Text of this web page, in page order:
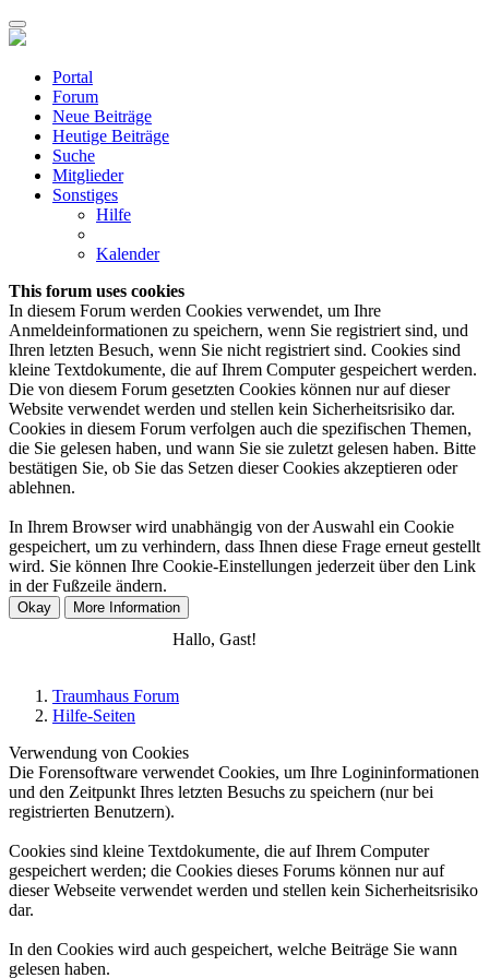
Portal
Forum
Neue Beiträge
Heutige Beiträge
Suche
Mitglieder
Sonstiges
Hilfe
Kalender
This forum uses cookies
In diesem Forum werden Cookies verwendet, um Ihre
Anmeldeinformationen zu speichern, wenn Sie registriert sind, und
Ihren letzten Besuch, wenn Sie nicht registriert sind. Cookies sind
kleine Textdokumente, die auf Ihrem Computer gespeichert werden.
Die von diesem Forum gesetzten Cookies können nur auf dieser
Website verwendet werden und stellen kein Sicherheitsrisiko dar.
Cookies in diesem Forum verfolgen auch die spezifischen Themen,
die Sie gelesen haben, und wann Sie sie zuletzt gelesen haben. Bitte
bestätigen Sie, ob Sie das Setzen dieser Cookies akzeptieren oder
ablehnen.
In Ihrem Browser wird unabhängig von der Auswahl ein Cookie
gespeichert, um zu verhindern, dass Ihnen diese Frage erneut gestellt
wird. Sie können Ihre Cookie-Einstellungen jederzeit über den Link
in der Fußzeile ändern.
Hallo, Gast!
Traumhaus Forum
Hilfe-Seiten
Verwendung von Cookies
Die Forensoftware verwendet Cookies, um Ihre Logininformationen
und den Zeitpunkt Ihres letzten Besuchs zu speichern (nur bei
registrierten Benutzern).
Cookies sind kleine Textdokumente, die auf Ihrem Computer
gespeichert werden; die Cookies dieses Forums können nur auf
dieser Webseite verwendet werden und stellen kein Sicherheitsrisiko
dar.
In den Cookies wird auch gespeichert, welche Beiträge Sie wann
gelesen haben.